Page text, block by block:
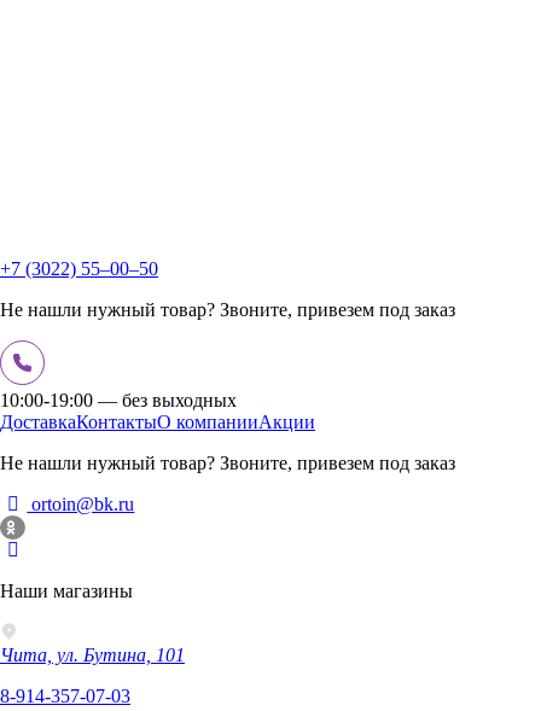
+7 (3022) 55‒00‒50
Не нашли нужный товар? Звоните, привезем под заказ
10:00-19:00 — без выходных
ДоставкаКонтактыО компанииАкции
Не нашли нужный товар? Звоните, привезем под заказ
ortoin@bk.ru
Наши магазины
Чита, ул. Бутина, 101
8-914-357-07-03